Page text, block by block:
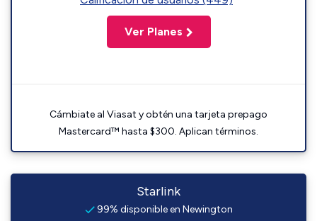
Ver Planes
Cámbiate al Viasat y obtén una tarjeta prepago
Mastercard™ hasta $300. Aplican términos.
Starlink
99% disponible en Newington